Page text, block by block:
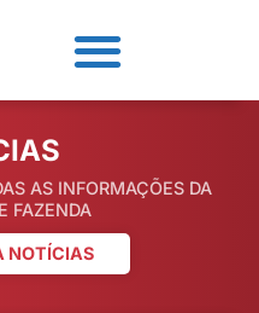
AS INFORMAÇÕES DA
FAZENDA
NOTÍCIAS